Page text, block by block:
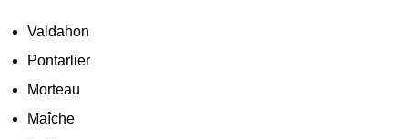
Valdahon
Pontarlier
Morteau
Maîche